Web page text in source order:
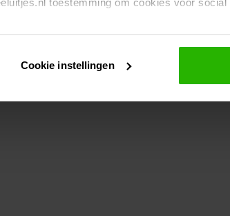
toestemming om cookies voor
welke cookies worden geplaatst. Je kunt je
Cookie instellingen